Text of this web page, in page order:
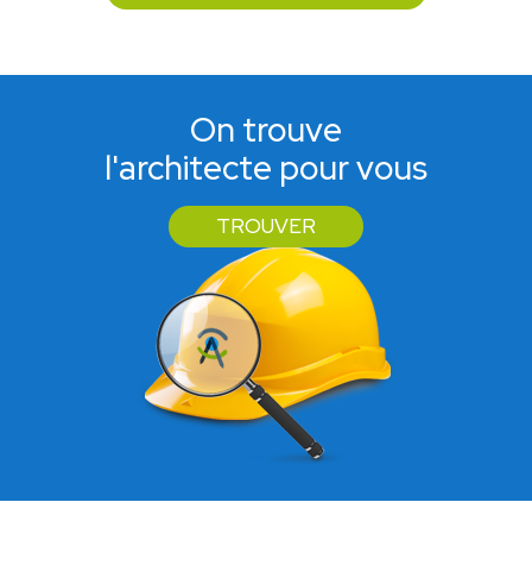
On trouve
l'architecte pour vous
TROUVER